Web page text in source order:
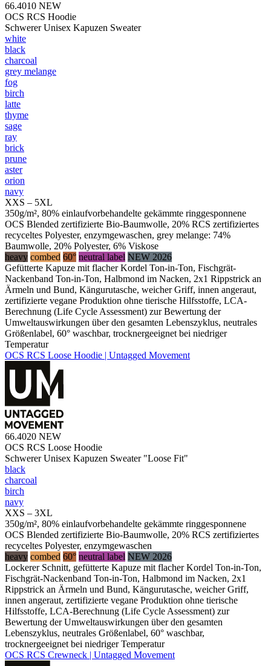
66.4010 NEW
OCS RCS Hoodie
Schwerer Unisex Kapuzen Sweater
white
black
charcoal
grey melange
fog
birch
latte
thyme
sage
ray
brick
prune
aster
orion
navy
XXS – 5XL
350g/m², 80% einlaufvorbehandelte gekämmte ringgesponnene
OCS Blended zertifizierte Bio-Baumwolle, 20% RCS zertifiziertes
recyceltes Polyester, enzymgewaschen, grey melange: 74%
Baumwolle, 20% Polyester, 6% Viskose
heavy combed 60° neutral label NEW 2026
Gefütterte Kapuze mit flacher Kordel Ton-in-Ton, Fischgrät-
Nackenband Ton-in-Ton, Halbmond im Nacken, 2x1 Rippstrick an
Ärmeln und Bund, Kängurutasche, weicher Griff, innen angeraut,
zertifizierte vegane Produktion ohne tierische Hilfsstoffe, LCA-
Berechnung (Life Cycle Assessment) zur Bewertung der
Umweltauswirkungen über den gesamten Lebenszyklus, neutrales
Größenlabel, 60° waschbar, trocknergeeignet bei niedriger
Temperatur
OCS RCS Loose Hoodie | Untagged Movement
66.4020 NEW
OCS RCS Loose Hoodie
Schwerer Unisex Kapuzen Sweater "Loose Fit"
black
charcoal
birch
navy
XXS – 3XL
350g/m², 80% einlaufvorbehandelte gekämmte ringgesponnene
OCS Blended zertifizierte Bio-Baumwolle, 20% RCS zertifiziertes
recyceltes Polyester, enzymgewaschen
heavy combed 60° neutral label NEW 2026
Lockerer Schnitt, gefütterte Kapuze mit flacher Kordel Ton-in-Ton,
Fischgrät-Nackenband Ton-in-Ton, Halbmond im Nacken, 2x1
Rippstrick an Ärmeln und Bund, Kängurutasche, weicher Griff,
innen angeraut, zertifizierte vegane Produktion ohne tierische
Hilfsstoffe, LCA-Berechnung (Life Cycle Assessment) zur
Bewertung der Umweltauswirkungen über den gesamten
Lebenszyklus, neutrales Größenlabel, 60° waschbar,
trocknergeeignet bei niedriger Temperatur
OCS RCS Crewneck | Untagged Movement